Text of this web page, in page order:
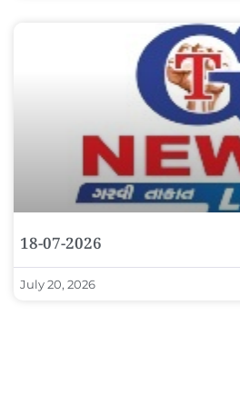
18-07-2026
July 20, 2026